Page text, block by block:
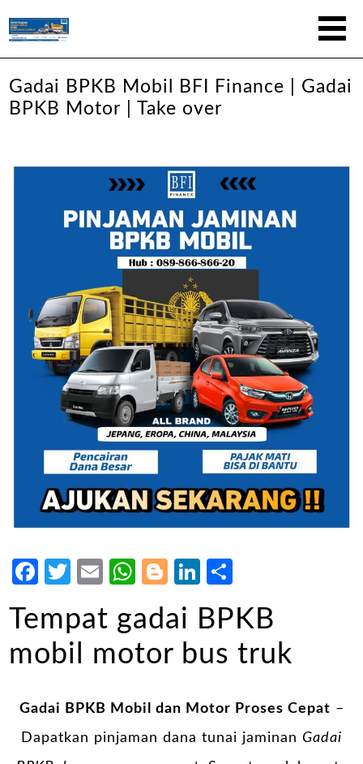
Gadai BPKB Mobil BFI Finance | Gadai
BPKB Motor | Take over
Facebook
Twitter
EmailWhatsApp
Blogger
LinkedIn
Tempat gadai BPKB
mobil motor bus truk
Gadai BPKB Mobil dan Motor Proses Cepat –
Dapatkan pinjaman dana tunai jaminan Gadai